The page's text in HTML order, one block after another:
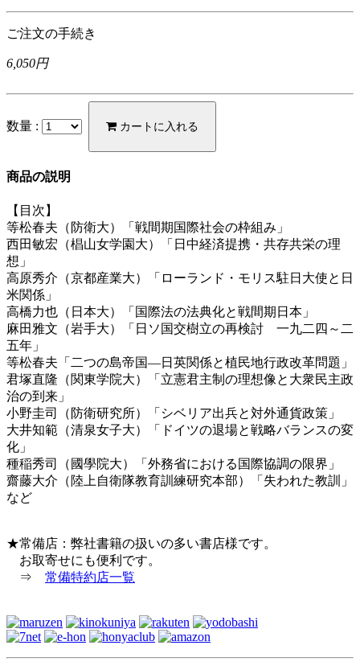
ご注文の手続き
6,050円
数量 : カートに入れる
商品の説明
【目次】
等松春夫（防衛大）「戦間期国際社会の枠組み」
西田敏宏（椙山女学園大）「日中経済提携・共存共栄の理
想」
高原秀介（京都産業大）「ローランド・モリス駐日大使と日
米関係」
高橋力也（日本大）「国際法の法典化と戦間期日本」
麻田雅文（岩手大）「日ソ国交樹立の再検討 一九二四～二
五年」
等松春夫「二つの島帝国―日英関係と植民地行政改革問題」
君塚直隆（関東学院大）「立憲君主制の理想像と大衆民主政
治の到来」
小野圭司（防衛研究所）「シベリア出兵と対外通貨政策」
大井知範（清泉女子大）「ドイツの退場と戦略バランスの変
化」
種稲秀司（國學院大）「外務省における国際協調の限界」
齋藤大介（陸上自衛隊教育訓練研究本部）「失われた教訓」
など
★常備店：弊社書籍の扱いの多い書店様です。
お取寄せにも便利です。
⇒ 常備特約店一覧